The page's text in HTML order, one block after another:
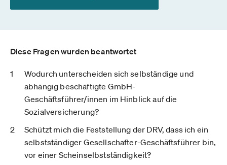
Diese Fragen wurden beantwortet
Wodurch unterscheiden sich selbständige und
abhängig beschäftigte GmbH-
Geschäftsführer/innen im Hinblick auf die
Sozialversicherung?
Schützt mich die Feststellung der DRV, dass ich ein
selbstständiger Gesellschafter-Geschäftsführer bin,
vor einer Scheinselbstständigkeit?